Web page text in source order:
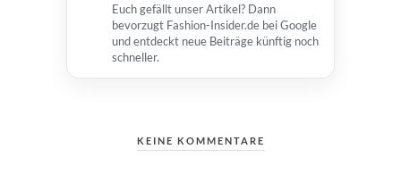
Euch gefällt unser Artikel? Dann
bevorzugt Fashion-Insider.de bei Google
und entdeckt neue Beiträge künftig noch
schneller.
KEINE KOMMENTARE